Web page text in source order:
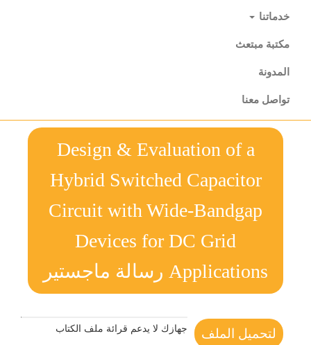
خدماتنا
مكتبة مبتعث
المدونة
تواصل معنا
Design & Evaluation of a
Hybrid Switched Capacitor
Circuit with Wide-Bandgap
Devices for DC Grid
Applications رسالة ماجستير
لتحميل الملف جهازك لا يدعم قرائة ملف الكتاب